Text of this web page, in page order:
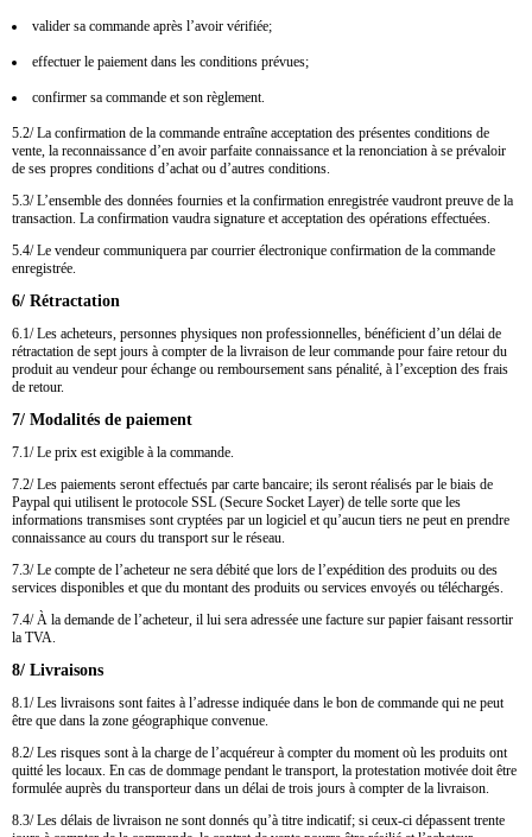
valider sa commande après l’avoir vérifiée;
effectuer le paiement dans les conditions prévues;
confirmer sa commande et son règlement.
5.2/ La confirmation de la commande entraîne acceptation des présentes conditions de
vente, la reconnaissance d’en avoir parfaite connaissance et la renonciation à se prévaloir
de ses propres conditions d’achat ou d’autres conditions.
5.3/ L’ensemble des données fournies et la confirmation enregistrée vaudront preuve de la
transaction. La confirmation vaudra signature et acceptation des opérations effectuées.
5.4/ Le vendeur communiquera par courrier électronique confirmation de la commande
enregistrée.
6/ Rétractation
6.1/ Les acheteurs, personnes physiques non professionnelles, bénéficient d’un délai de
rétractation de sept jours à compter de la livraison de leur commande pour faire retour du
produit au vendeur pour échange ou remboursement sans pénalité, à l’exception des frais
de retour.
7/ Modalités de paiement
7.1/ Le prix est exigible à la commande.
7.2/ Les paiements seront effectués par carte bancaire; ils seront réalisés par le biais de
Paypal qui utilisent le protocole SSL (Secure Socket Layer) de telle sorte que les
informations transmises sont cryptées par un logiciel et qu’aucun tiers ne peut en prendre
connaissance au cours du transport sur le réseau.
7.3/ Le compte de l’acheteur ne sera débité que lors de l’expédition des produits ou des
services disponibles et que du montant des produits ou services envoyés ou téléchargés.
7.4/ À la demande de l’acheteur, il lui sera adressée une facture sur papier faisant ressortir
la TVA.
8/ Livraisons
8.1/ Les livraisons sont faites à l’adresse indiquée dans le bon de commande qui ne peut
être que dans la zone géographique convenue.
8.2/ Les risques sont à la charge de l’acquéreur à compter du moment où les produits ont
quitté les locaux. En cas de dommage pendant le transport, la protestation motivée doit être
formulée auprès du transporteur dans un délai de trois jours à compter de la livraison.
8.3/ Les délais de livraison ne sont donnés qu’à titre indicatif; si ceux-ci dépassent trente